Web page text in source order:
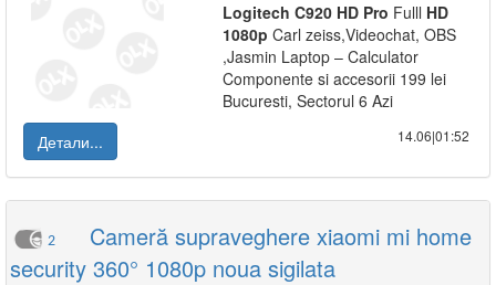
Logitech C920 HD Pro Fulll HD
1080p Carl zeiss,Videochat, OBS
,Jasmin Laptop – Calculator
Componente si accesorii 199 lei
Bucuresti, Sectorul 6 Azi
Детали...
14.06|01:52
2
Cameră supraveghere xiaomi mi home
security 360° 1080p noua sigilata